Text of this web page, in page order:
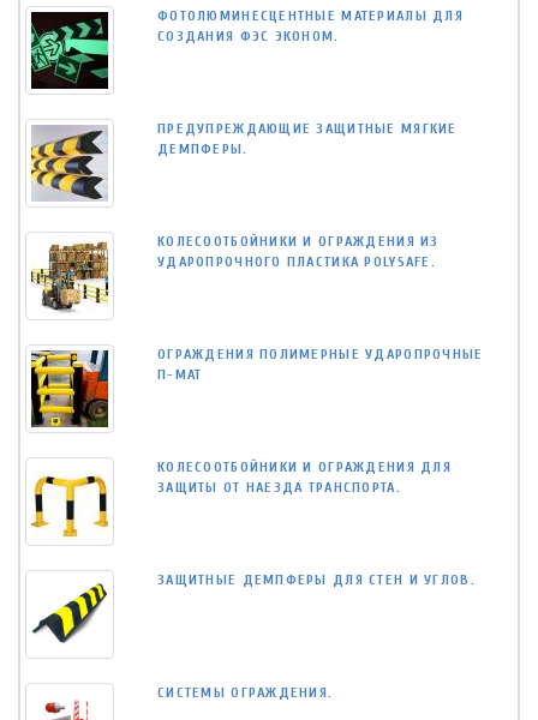
ФОТОЛЮМИНЕСЦЕНТНЫЕ МАТЕРИАЛЫ ДЛЯ
СОЗДАНИЯ ФЭС ЭКОНОМ.
ПРЕДУПРЕЖДАЮЩИЕ ЗАЩИТНЫЕ МЯГКИЕ
ДЕМПФЕРЫ.
КОЛЕСООТБОЙНИКИ И ОГРАЖДЕНИЯ ИЗ
УДАРОПРОЧНОГО ПЛАСТИКА POLYSAFE.
ОГРАЖДЕНИЯ ПОЛИМЕРНЫЕ УДАРОПРОЧНЫЕ
П-МАТ
КОЛЕСООТБОЙНИКИ И ОГРАЖДЕНИЯ ДЛЯ
ЗАЩИТЫ ОТ НАЕЗДА ТРАНСПОРТА.
ЗАЩИТНЫЕ ДЕМПФЕРЫ ДЛЯ СТЕН И УГЛОВ.
СИСТЕМЫ ОГРАЖДЕНИЯ.